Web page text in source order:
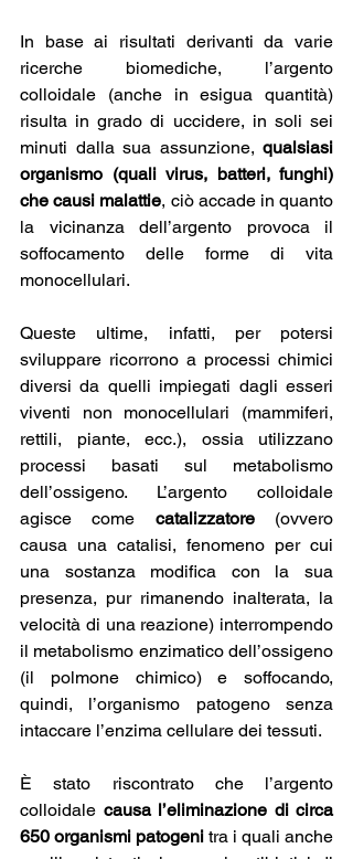
In base ai risultati derivanti da varie
ricerche biomediche, l’argento
colloidale (anche in esigua quantità)
risulta in grado di uccidere, in soli sei
minuti dalla sua assunzione, qualsiasi
organismo (quali virus, batteri, funghi)
che causi malattie, ciò accade in quanto
la vicinanza dell’argento provoca il
soffocamento delle forme di vita
monocellulari.
Queste ultime, infatti, per potersi
sviluppare ricorrono a processi chimici
diversi da quelli impiegati dagli esseri
viventi non monocellulari (mammiferi,
rettili, piante, ecc.), ossia utilizzano
processi basati sul metabolismo
dell’ossigeno. L’argento colloidale
agisce come catalizzatore (ovvero
causa una catalisi, fenomeno per cui
una sostanza modifica con la sua
presenza, pur rimanendo inalterata, la
velocità di una reazione) interrompendo
il metabolismo enzimatico dell’ossigeno
(il polmone chimico) e soffocando,
quindi, l’organismo patogeno senza
intaccare l’enzima cellulare dei tessuti.
È stato riscontrato che l’argento
colloidale causa l’eliminazione di circa
650 organismi patogeni tra i quali anche